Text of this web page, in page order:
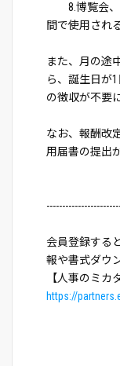
8.博覧会、
間で使用され
また、月の途
ら、誕生日が
の徴収が不要
なお、報酬改
用届書の提出
会員登録する
報や書式ダウ
【人事のミカ
https://